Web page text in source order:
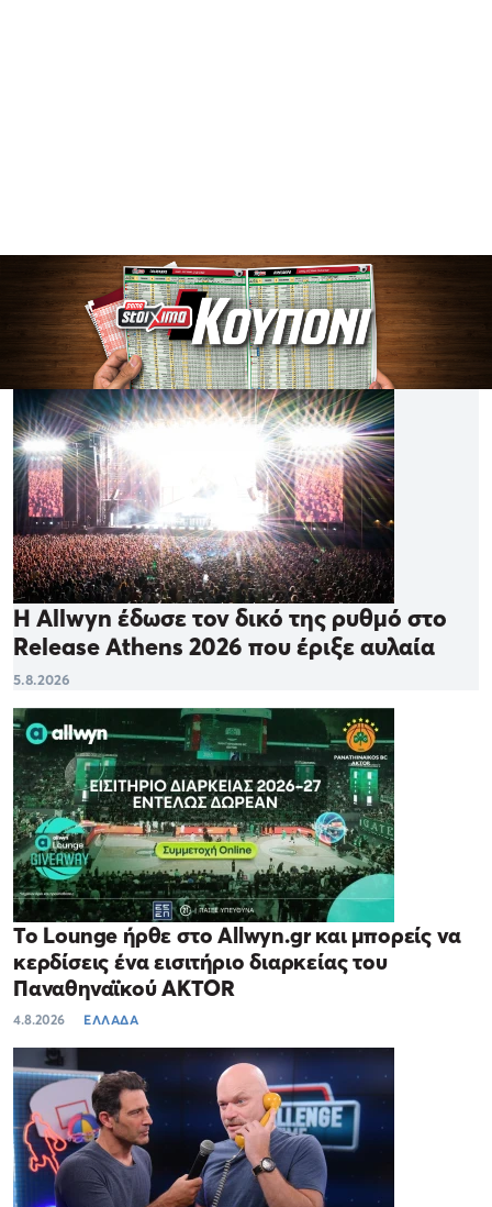
Η Allwyn έδωσε τον δικό της ρυθμό στο
Release Athens 2026 που έριξε αυλαία
5.8.2026
Το Lounge ήρθε στο Allwyn.gr και μπορείς να
κερδίσεις ένα εισιτήριο διαρκείας του
Παναθηναϊκού AKTOR
4.8.2026 ΕΛΛΑΔΑ